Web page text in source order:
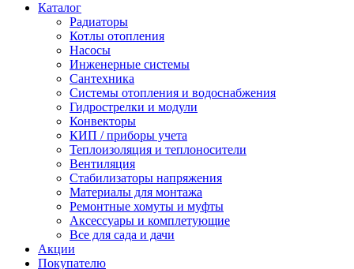
Каталог
Радиаторы
Котлы отопления
Насосы
Инженерные системы
Сантехника
Системы отопления и водоснабжения
Гидрострелки и модули
Конвекторы
КИП / приборы учета
Теплоизоляция и теплоносители
Вентиляция
Стабилизаторы напряжения
Материалы для монтажа
Ремонтные хомуты и муфты
Аксессуары и комплетующие
Все для сада и дачи
Акции
Покупателю